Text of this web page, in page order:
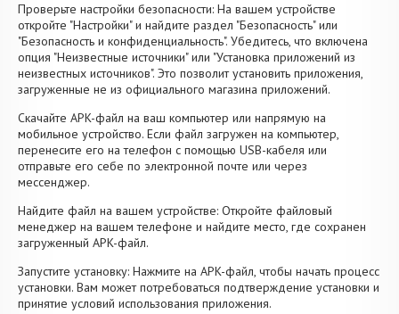
Проверьте настройки безопасности: На вашем устройстве
откройте "Настройки" и найдите раздел "Безопасность" или
"Безопасность и конфиденциальность". Убедитесь, что включена
опция "Неизвестные источники" или "Установка приложений из
неизвестных источников". Это позволит установить приложения,
загруженные не из официального магазина приложений.
Скачайте APK-файл на ваш компьютер или напрямую на
мобильное устройство. Если файл загружен на компьютер,
перенесите его на телефон с помощью USB-кабеля или
отправьте его себе по электронной почте или через
мессенджер.
Найдите файл на вашем устройстве: Откройте файловый
менеджер на вашем телефоне и найдите место, где сохранен
загруженный APK-файл.
Запустите установку: Нажмите на APK-файл, чтобы начать процесс
установки. Вам может потребоваться подтверждение установки и
принятие условий использования приложения.